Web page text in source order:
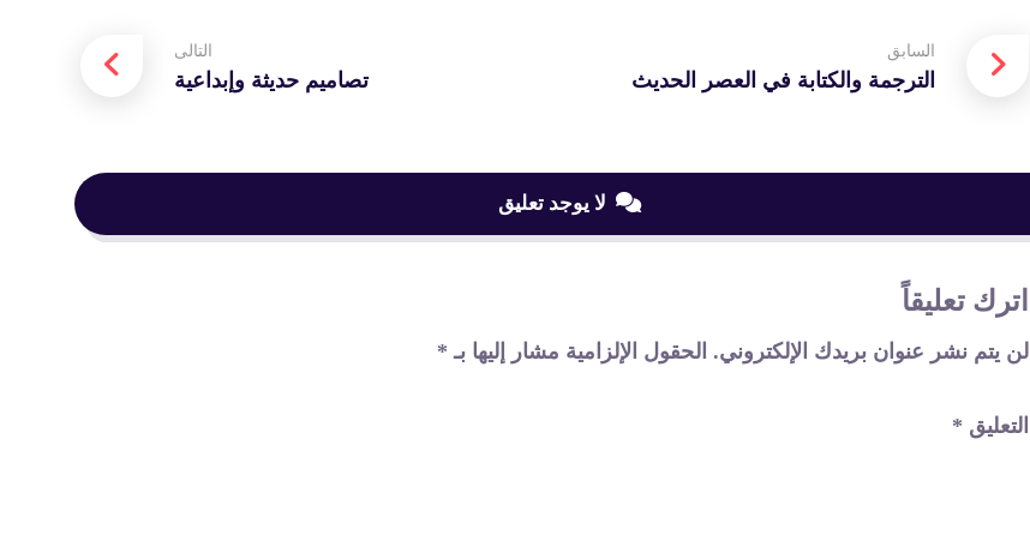
السابق
الترجمة والكتابة في العصر الحديث
التالى
تصاميم حديثة وإبداعية
لا يوجد تعليق
اترك تعليقاً
لن يتم نشر عنوان بريدك الإلكتروني. الحقول الإلزامية مشار إليها بـ *
التعليق *